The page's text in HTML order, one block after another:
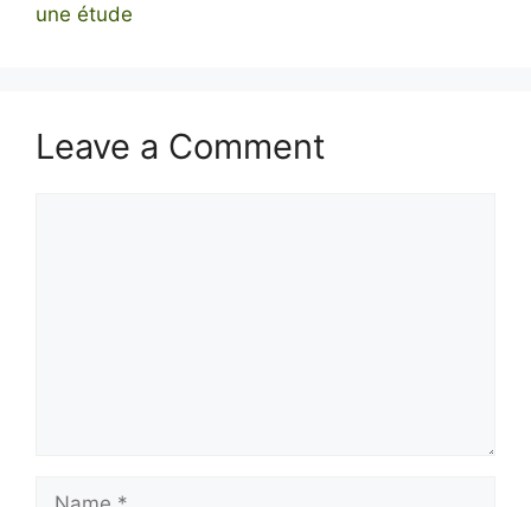
une étude
Leave a Comment